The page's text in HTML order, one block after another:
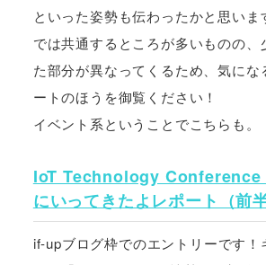
といった姿勢も伝わったかと思い
では共通するところが多いものの、
た部分が異なってくるため、気にな
ートのほうを御覧ください！
イベント系ということでこちらも。
IoT Technology
にいってきたよレポート（前半
if-upブログ枠でのエントリーです！